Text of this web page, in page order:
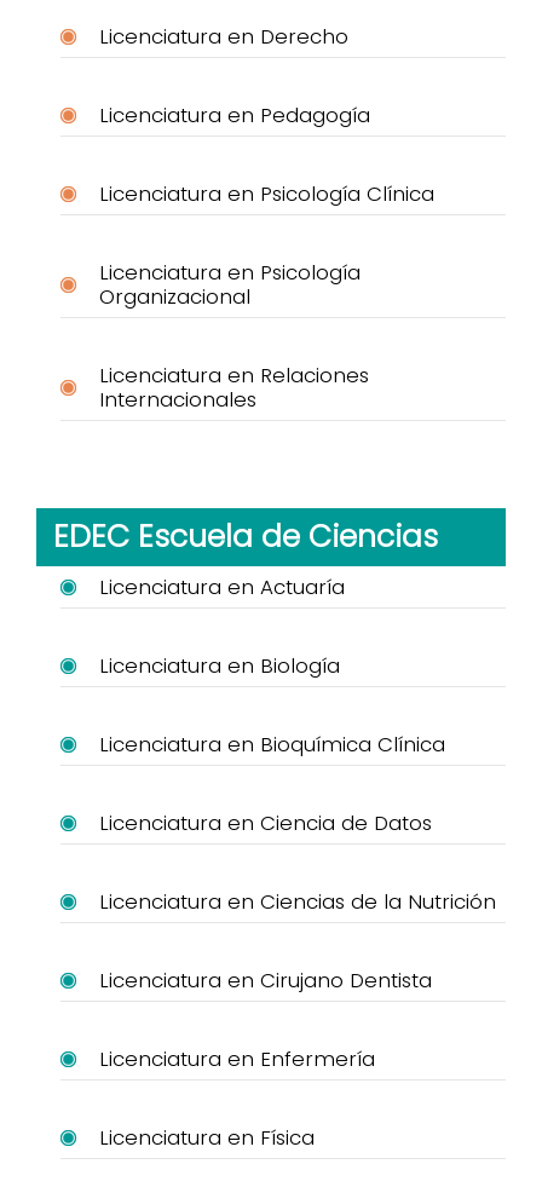
Licenciatura en Derecho
Licenciatura en Pedagogía
Licenciatura en Psicología Clínica
Licenciatura en Psicología
Organizacional
Licenciatura en Relaciones
Internacionales
EDEC Escuela de Ciencias
Licenciatura en Actuaría
Licenciatura en Biología
Licenciatura en Bioquímica Clínica
Licenciatura en Ciencia de Datos
Licenciatura en Ciencias de la Nutrición
Licenciatura en Cirujano Dentista
Licenciatura en Enfermería
Licenciatura en Física